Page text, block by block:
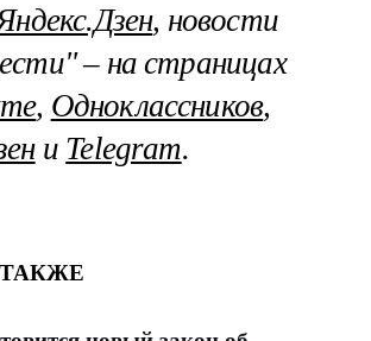
, новости
– на страницах
, Одноклассников,
и Telegram.